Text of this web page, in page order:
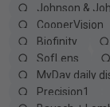
Johnson &
CooperVision
Biofinity
SofLens
MyDay daily
Precision1